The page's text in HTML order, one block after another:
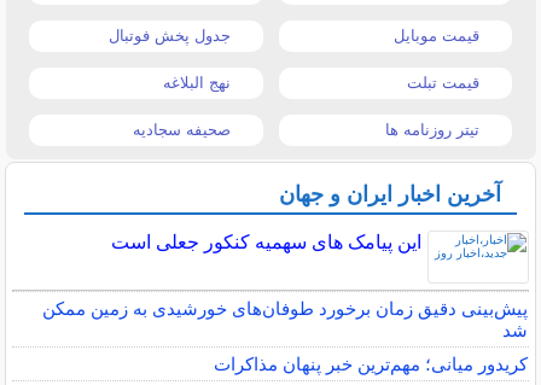
قیمت موبایل جدول پخش فوتبال
قیمت تبلت نهج البلاغه
تیتر روزنامه ها صحیفه سجادیه
آخرین اخبار ایران و جهان
این پیامک های سهمیه کنکور جعلی است
پیش‌بینی دقیق زمان برخورد طوفان‌های خورشیدی به زمین ممکن
شد
کریدور میانی؛ مهم‌ترین خبر پنهان مذاکرات